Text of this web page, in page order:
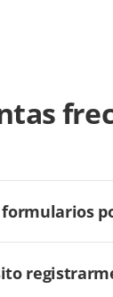
formularios